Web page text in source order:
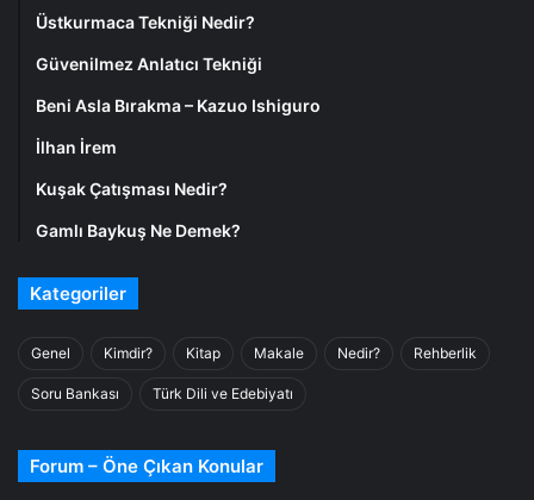
Üstkurmaca Tekniği Nedir?
Güvenilmez Anlatıcı Tekniği
Beni Asla Bırakma – Kazuo Ishiguro
İlhan İrem
Kuşak Çatışması Nedir?
Gamlı Baykuş Ne Demek?
Kategoriler
Genel Kimdir? Kitap Makale Nedir? Rehberlik
Soru Bankası Türk Dili ve Edebiyatı
Forum – Öne Çıkan Konular